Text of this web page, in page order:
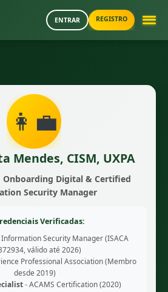
ENTRAR REGISTRO
👩‍💼
Mendes, CISM, UXPA
Onboarding Digital & Certified
Security Manager
Verificadas:
Security Manager (ISACA
válido até 2026)
Professional Association (Membro
desde 2019)
- ACAMS Certification (2020)